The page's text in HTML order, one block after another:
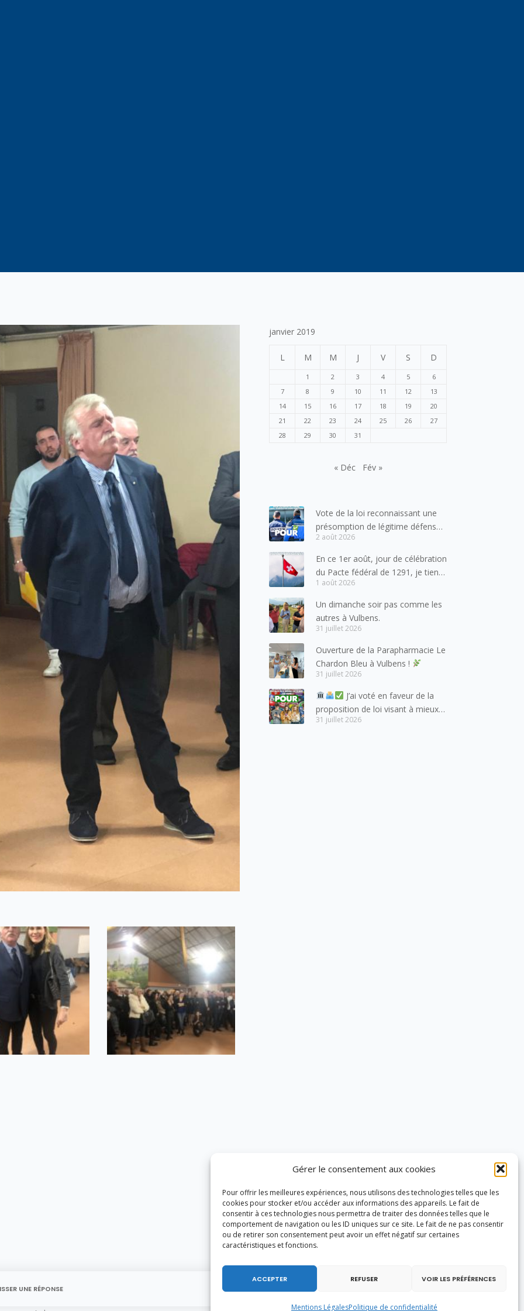
Gérer le consentement aux cookies
Pour offrir les meilleures expériences, nous utilisons des technologies telles que les
cookies pour stocker et/ou accéder aux informations des appareils. Le fait de
consentir à ces technologies nous permettra de traiter des données telles que le
comportement de navigation ou les ID uniques sur ce site. Le fait de ne pas consentir
ou de retirer son consentement peut avoir un effet négatif sur certaines
caractéristiques et fonctions.
ACCEPTER REFUSER VOIR LES PRÉFÉRENCES
Mentions LégalesPolitique de confidentialité
UNE RÉPONSE
janvier 2019
L M M J V S D
1 2 3 4 5
6
7
8 9 10 11 12
13
14
15 16 17 18 19
20
21
22 23 24 25 26
27
28
29 30 31
« Déc Fév »
Vote de la loi reconnaissant une
présomption de légitime défense
pour les forces de l’ordre
2 août 2026
En ce 1er août, jour de célébration
du Pacte fédéral de 1291, je tiens
à adresser mes meilleures
salutations à nos voisins et amis
suisses, et plus particulièrement
aux habitants du bassin genevois
lesquels la Haute-Savoie
entretient des liens étroits et
quotidiens.
1 août 2026
Un dimanche soir pas comme les
autres à Vulbens.
31 juillet 2026
Ouverture de la Parapharmacie Le
Chardon Bleu à Vulbens !
31 juillet 2026
J’ai voté en faveur de la
proposition de loi visant à mieux
protéger les mineurs des risques
31 juillet 2026